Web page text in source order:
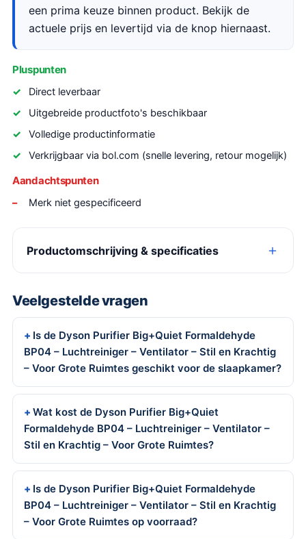
een prima keuze binnen product. Bekijk de
actuele prijs en levertijd via de knop hiernaast.
Pluspunten
Direct leverbaar
Uitgebreide productfoto's beschikbaar
Volledige productinformatie
Verkrijgbaar via bol.com (snelle levering, retour mogelijk)
Aandachtspunten
Merk niet gespecificeerd
Productomschrijving & specificaties
Veelgestelde vragen
Is de Dyson Purifier Big+Quiet Formaldehyde
BP04 – Luchtreiniger – Ventilator – Stil en Krachtig
– Voor Grote Ruimtes geschikt voor de slaapkamer?
Wat kost de Dyson Purifier Big+Quiet
Formaldehyde BP04 – Luchtreiniger – Ventilator –
Stil en Krachtig – Voor Grote Ruimtes?
Is de Dyson Purifier Big+Quiet Formaldehyde
BP04 – Luchtreiniger – Ventilator – Stil en Krachtig
– Voor Grote Ruimtes op voorraad?